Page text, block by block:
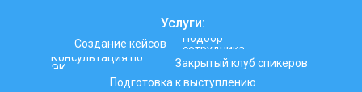
Создание кейсов
Подбор
сотрудника
Консультация по
ЭК
Закрытый клуб спикеров
Подготовка к выступлению
Услуги: